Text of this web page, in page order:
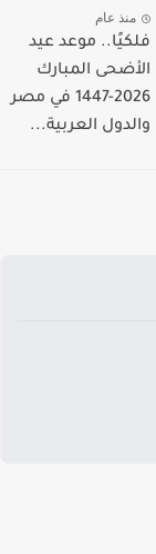
منذ عام
موعد عيد
المبارك
2026-1447 في مصر
العربية...